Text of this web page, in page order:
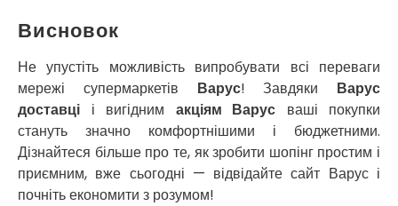
Висновок
Не упустіть можливість випробувати всі переваги
мережі супермаркетів Варус! Завдяки Варус
доставці і вигідним акціям Варус ваші покупки
стануть значно комфортнішими і бюджетними.
Дізнайтеся більше про те, як зробити шопінг простим і
приємним, вже сьогодні — відвідайте сайт Варус і
почніть економити з розумом!
Софіївська Борщагівка
Солоницівка
Старокостянтинів
Старі Петрівці
Стебник
Стоянка
Стрий
Суми